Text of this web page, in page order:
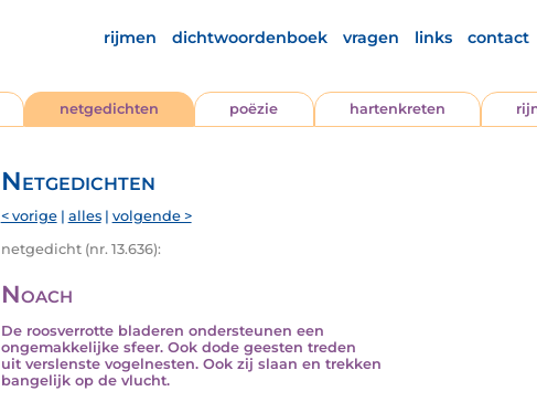
rijmen dichtwoordenboek vragen links contact
netgedichten poëzie hartenkreten
Netgedichten
< vorige| alles| volgende >
netgedicht (nr. 13.636):
Noach
De roosverrotte bladeren ondersteunen een
ongemakkelijke sfeer. Ook dode geesten treden
uit verslenste vogelnesten. Ook zij slaan en trekken
bangelijk op de vlucht.